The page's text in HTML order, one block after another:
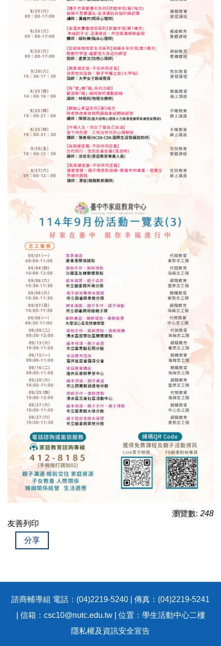
瀏覽數: 248
友善列印
分享
諮商輔導組 電話：(04)2219-5240 | 傳真：(04)2219-5241
| 信箱：csc10@nutc.edu.tw | 位置：學生活動中心二樓
隱私權及資訊安全宣告